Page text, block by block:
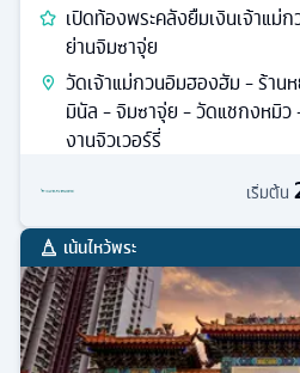
เปิดท้องพระคลังยืมเงินเจ้าแม่
ย่านจิมซาจุ่ย
วัดเจ้าแม่กวนอิมฮองฮัม - ร้าน
มินัล - จิมซาจุ่ย - วัดแชกงหมิว
งานจิวเวอร์รี่
เริ่มต้น
เน้นไหว้พระ